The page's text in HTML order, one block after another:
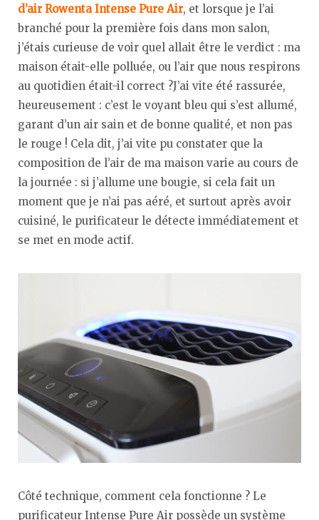
d’air Rowenta Intense Pure Air, et lorsque je l’ai
branché pour la première fois dans mon salon,
j’étais curieuse de voir quel allait être le verdict : ma
maison était-elle polluée, ou l’air que nous respirons
au quotidien était-il correct ?J’ai vite été rassurée,
heureusement : c’est le voyant bleu qui s’est allumé,
garant d’un air sain et de bonne qualité, et non pas
le rouge ! Cela dit, j’ai vite pu constater que la
composition de l’air de ma maison varie au cours de
la journée : si j’allume une bougie, si cela fait un
moment que je n’ai pas aéré, et surtout après avoir
cuisiné, le purificateur le détecte immédiatement et
se met en mode actif.
Côté technique, comment cela fonctionne ? Le
purificateur Intense Pure Air possède un système